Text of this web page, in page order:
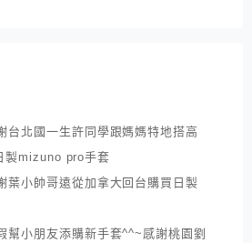
台北國一生許同學跟媽媽特地搭高
製mizuno pro手套
葉小帥哥遠從加拿大回台購買日製
幫小朋友添購新手套^^~感謝桃園劉